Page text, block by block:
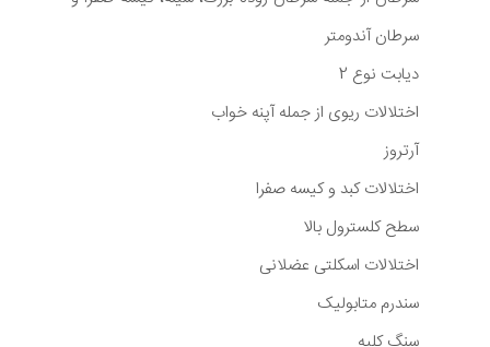
سرطان آندومتر
دیابت نوع 2
اختلالات ریوی از جمله آپنه خواب
آرتروز
اختلالات کبد و کیسه صفرا
سطح کلسترول بالا
اختلالات اسکلتی عضلانی
سندرم متابولیک